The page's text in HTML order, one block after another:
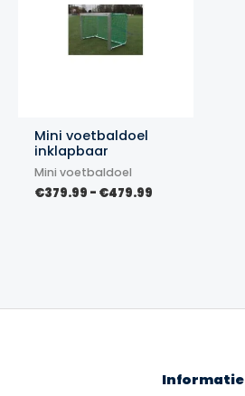
Mini voetbaldoel
inklapbaar
Mini voetbaldoel
€379.99 - €479.99Prijsklasse:
Informatie